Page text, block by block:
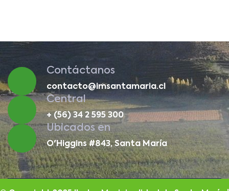
Contáctanos
contacto@imsantamaria.cl
Central
+ (56) 34 2 595 300
Ubicados en
O'Higgins #843, Santa María